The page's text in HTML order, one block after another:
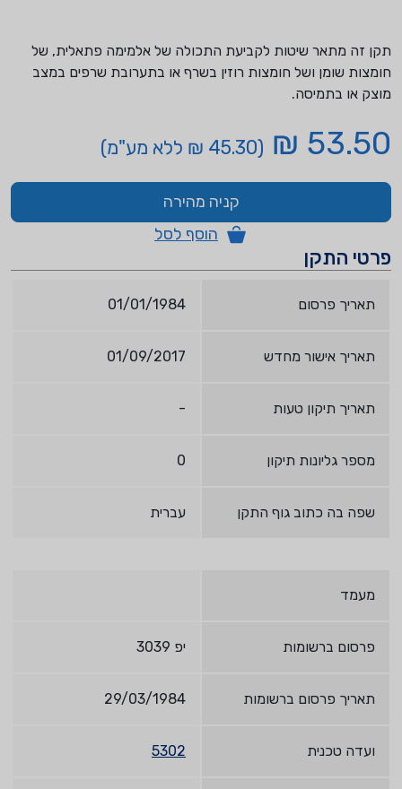
תקן זה מתאר שיטות לקביעת התכולה של אלמימה פתאלית, של
חומצות שומן ושל חומצות רוזין בשרף או בתערובת שרפים במצב
מוצק או בתמיסה.
53.50 ₪ (45.30 ₪ ללא מע"מ)
קניה מהירה
הוסף לסל
פרטי התקן
תאריך פרסום 01/01/1984
תאריך אישור מחדש 01/09/2017
תאריך תיקון טעות -
מספר גליונות תיקון 0
שפה בה כתוב גוף התקן עברית
מעמד
פרסום ברשומות יפ 3039
תאריך פרסום ברשומות 29/03/1984
ועדה טכנית 5302